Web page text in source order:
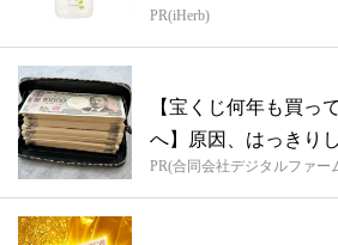
PR(iHerb)
【宝くじ何年も買っ
へ】原因、はっきり
PR(合同会社デジタルファー